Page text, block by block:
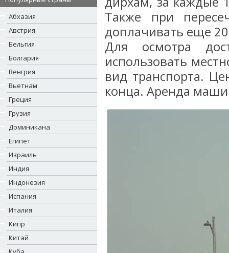
Абхазия
Австрия
Бельгия
Болгария
Венгрия
Вьетнам
Греция
Грузия
Доминикана
Египет
Израиль
Индия
Индонезия
Испания
Италия
Кипр
Китай
Также при
доплачивать еще
Для осмотра
использовать
вид транспорта.
конца. Аренда